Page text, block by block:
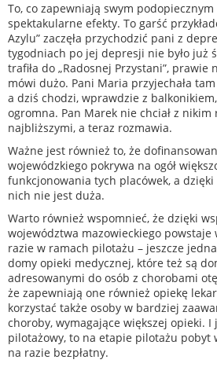
To, co zapewniają swym
spektakularne efekty. To garść
Azylu” zaczęła przychodzić pani z
tygodniach po jej depresji nie było już
trafiła do „Radosnej Przystani”, prawie
mówi dużo. Pani Maria przyjechała
a dziś chodzi, wprawdzie z
ogromna. Pan Marek nie chciał z nikim
najbliższymi, a teraz rozmawia.
Ważne jest również to, że
wojewódzkiego pokrywa na ogół
funkcjonowania tych placówek, a
nich nie jest duża.
Warto również wspomnieć, że dzięki
województwa mazowieckiego powstaje
razie w ramach pilotażu – jeszcze
domy opieki medycznej, które też są
adresowanymi do osób z chorobami
że zapewniają one również opiekę
korzystać także osoby w bardziej
choroby, wymagające większej opieki.
pilotażowy, to na etapie pilotażu pobyt
na razie bezpłatny.